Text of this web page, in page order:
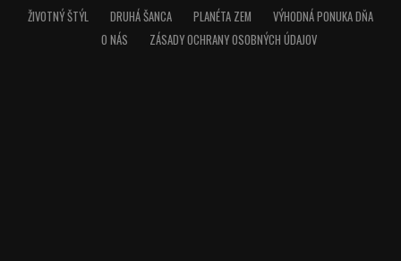
ŽIVOTNÝ ŠTÝL DRUHÁ ŠANCA PLANÉTA ZEM
VÝHODNÁ PONUKA DŇA
O NÁS
ZÁSADY OCHRANY OSOBNÝCH ÚDAJOV